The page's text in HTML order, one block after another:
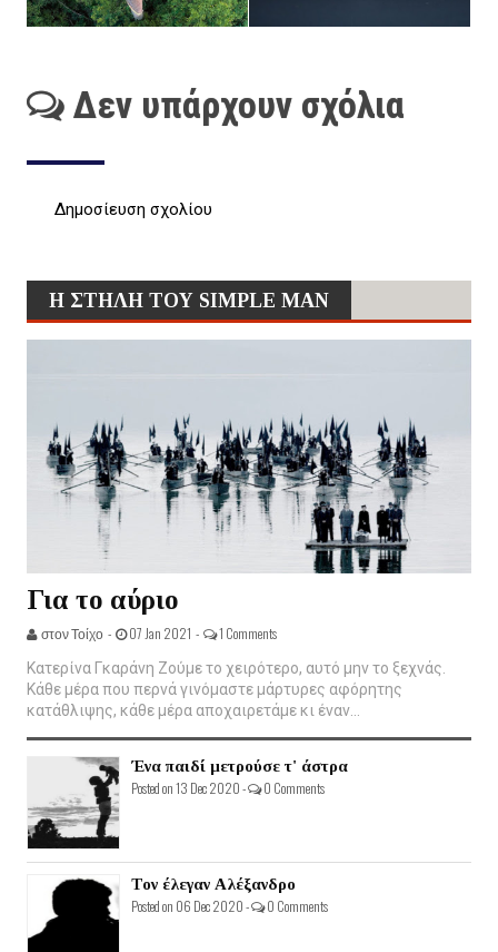
Δεν υπάρχουν σχόλια
Δημοσίευση σχολίου
Η ΣΤΗΛΗ ΤΟΥ SIMPLE MAN
Για το αύριο
στον Τοίχο - 07 Jan 2021 - 1 Comments
Κατερίνα Γκαράνη Ζούμε το χειρότερο, αυτό μην το ξεχνάς.
Κάθε μέρα που περνά γινόμαστε μάρτυρες αφόρητης
κατάθλιψης, κάθε μέρα αποχαιρετάμε κι έναν...
Ένα παιδί μετρούσε τ' άστρα
Posted on 13 Dec 2020 - 0 Comments
Τον έλεγαν Αλέξανδρο
Posted on 06 Dec 2020 - 0 Comments